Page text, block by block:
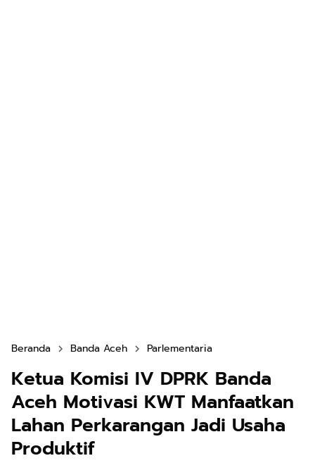
Beranda Banda Aceh Parlementaria
Ketua Komisi IV DPRK Banda
Aceh Motivasi KWT Manfaatkan
Lahan Perkarangan Jadi Usaha
Produktif